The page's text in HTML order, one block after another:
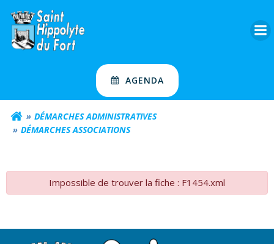
contenu
AGENDA
DÉMARCHES ADMINISTRATIVES
DÉMARCHES ASSOCIATIONS
Impossible de trouver la fiche : F1454.xml